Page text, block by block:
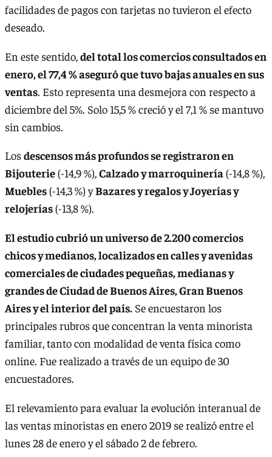
facilidades de pagos con tarjetas no tuvieron el efecto
deseado.
En este sentido,del total los comercios consultados en
enero, el 77,4 % aseguró que tuvo bajas anuales en sus
ventas. Esto representa una desmejora con respecto a
diciembre del 5%. Solo 15,5 % creció y el 7,1 % se mantuvo
sin cambios.
Losdescensos más profundos se registraron en
Bijouterie(-14,9 %),Calzado y marroquinería(-14,8 %),
Muebles(-14,3 %) yBazares y regalos y Joyerías y
relojerías(-13,8 %).
El estudio cubrió un universo de 2.200 comercios
chicos y medianos, localizados en calles y avenidas
comerciales de ciudades pequeñas, medianas y
grandes de Ciudad de Buenos Aires, Gran Buenos
Aires y el interior del país. Se encuestaron los
principales rubros que concentran la venta minorista
familiar, tanto con modalidad de venta física como
online. Fue realizado a través de un equipo de 30
encuestadores.
El relevamiento para evaluar la evolución interanual de
las ventas minoristas en enero 2019 se realizó entre el
lunes 28 de enero y el sábado 2 de febrero.